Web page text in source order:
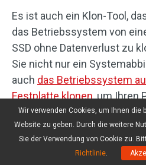
Es ist auch ein Klon-Tool,
das Betriebssystem von
SSD ohne Datenverlust zu
Sie nicht nur ein
auch das Betriebssystem
Festplatte klonen, um Ihren
Klicken zum
Wir verwenden Cookies, um Ihnen die
Website zu geben. Durch die weitere
Sie der Verwendung von Cookie zu.
Richtlinie.